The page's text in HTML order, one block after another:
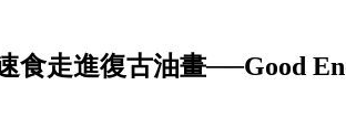
食走進復古油畫──Good